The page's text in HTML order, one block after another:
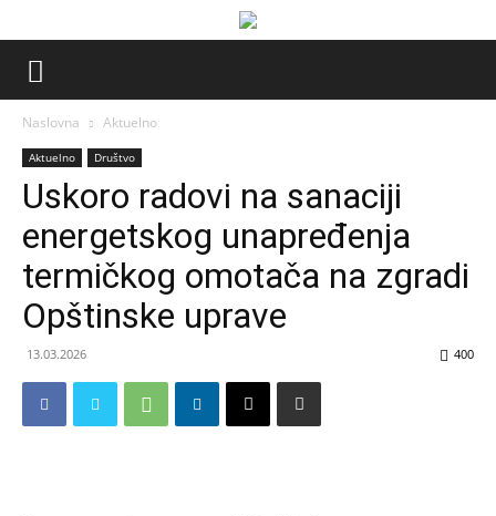
Naslovna Aktuelno
Aktuelno Društvo
Uskoro radovi na sanaciji
energetskog unapređenja
termičkog omotača na zgradi
Opštinske uprave
13.03.2026 400